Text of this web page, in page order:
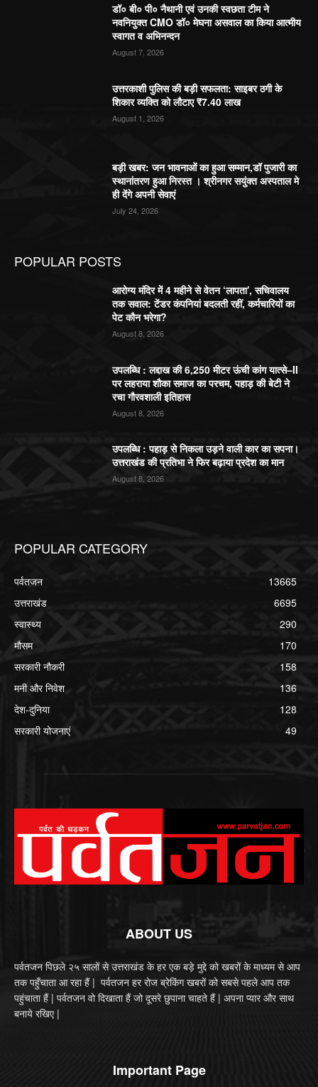
डॉ० बी० पी० नैथानी एवं उनकी स्वछता टीम ने
नवनियुक्त CMO डॉ० मेघना असवाल का किया आत्मीय
स्वागत व अभिनन्दन
August 7, 2026
उत्तरकाशी पुलिस की बड़ी सफलता: साइबर ठगी के
शिकार व्यक्ति को लौटाए ₹7.40 लाख
August 1, 2026
बड़ी खबर: जन भावनाओं का हुआ सम्मान,डॉ पुजारी का
स्थानांतरण हुआ निरस्त । श्रीनगर सयुंक्त अस्पताल मे
ही देंगे अपनी सेवाएं
July 24, 2026
POPULAR POSTS
आरोग्य मंदिर में 4 महीने से वेतन ‘लापता’, सचिवालय
तक सवाल: टेंडर कंपनियां बदलती रहीं, कर्मचारियों का
पेट कौन भरेगा?
August 8, 2026
उपलब्धि : लद्दाख की 6,250 मीटर ऊंची कांग यात्से–II
पर लहराया शौका समाज का परचम, पहाड़ की बेटी ने
रचा गौरवशाली इतिहास
August 8, 2026
उपलब्धि : पहाड़ से निकला उड़ने वाली कार का सपना।
उत्तराखंड की प्रतिभा ने फिर बढ़ाया प्रदेश का मान
August 8, 2026
POPULAR CATEGORY
पर्वतजन
13665
उत्तराखंड
6695
स्वास्थ्य
290
मौसम
170
सरकारी नौकरी
158
मनी और निवेश
136
देश-दुनिया
128
सरकारी योजनाएं
49
ABOUT US
पर्वतजन पिछले २५ सालों से उत्तराखंड के हर एक बड़े मुद्दे को खबरों के माध्यम से आप
तक पहुँचाता आ रहा हैं | पर्वतजन हर रोज ब्रेकिंग खबरों को सबसे पहले आप तक
पहुंचाता हैं | पर्वतजन वो दिखाता हैं जो दूसरे छुपाना चाहते हैं | अपना प्यार और साथ
बनाये रखिए |
Important Page